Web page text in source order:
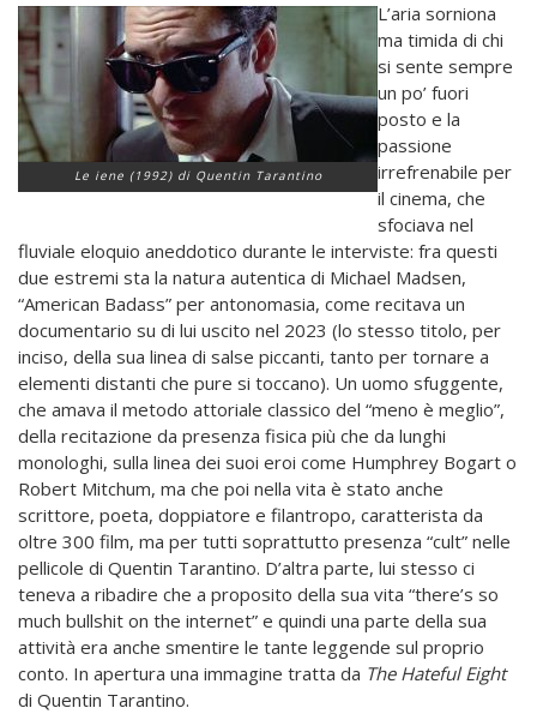
Le iene (1992) di Quentin Tarantino
L’aria sorniona
ma timida di chi
si sente sempre
un po’ fuori
posto e la
passione
irrefrenabile per
il cinema, che
sfociava nel
fluviale eloquio aneddotico durante le interviste: fra questi
due estremi sta la natura autentica di Michael Madsen,
“American Badass” per antonomasia, come recitava un
documentario su di lui uscito nel 2023 (lo stesso titolo, per
inciso, della sua linea di salse piccanti, tanto per tornare a
elementi distanti che pure si toccano). Un uomo sfuggente,
che amava il metodo attoriale classico del “meno è meglio”,
della recitazione da presenza fisica più che da lunghi
monologhi, sulla linea dei suoi eroi come Humphrey Bogart o
Robert Mitchum, ma che poi nella vita è stato anche
scrittore, poeta, doppiatore e filantropo, caratterista da
oltre 300 film, ma per tutti soprattutto presenza “cult” nelle
pellicole di Quentin Tarantino. D’altra parte, lui stesso ci
teneva a ribadire che a proposito della sua vita “there’s so
much bullshit on the internet” e quindi una parte della sua
attività era anche smentire le tante leggende sul proprio
conto. In apertura una immagine tratta da The Hateful Eight
di Quentin Tarantino.